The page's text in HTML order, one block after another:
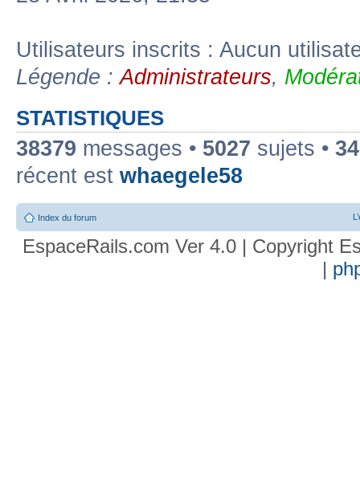
Utilisateurs inscrits : Aucun
Légende :Administrateurs,
STATISTIQUES
38379 messages • 5027 sujets •
récent est whaegele58
Index du forum
EspaceRails.com Ver 4.0 | Copyright
|